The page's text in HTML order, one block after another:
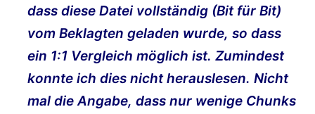
dass diese Datei vollständig (Bit für Bit)
vom Beklagten geladen wurde, so dass
ein 1:1 Vergleich möglich ist. Zumindest
konnte ich dies nicht herauslesen. Nicht
mal die Angabe, dass nur wenige Chunks